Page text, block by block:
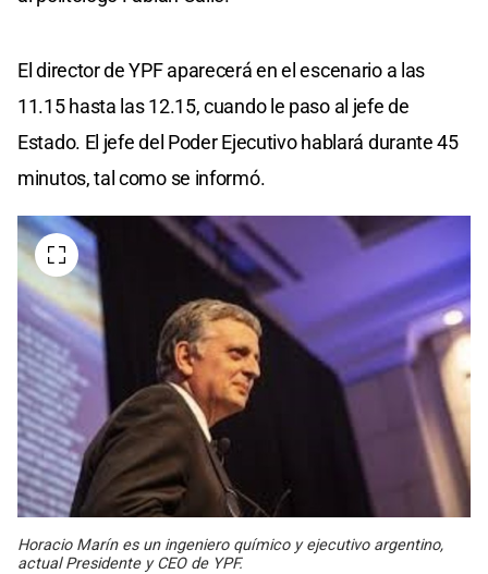
El director de YPF aparecerá en el escenario a las
11.15 hasta las 12.15, cuando le paso al jefe de
Estado. El jefe del Poder Ejecutivo hablará durante 45
minutos, tal como se informó.
Horacio Marín es un ingeniero químico y ejecutivo argentino,
actual Presidente y CEO de YPF.